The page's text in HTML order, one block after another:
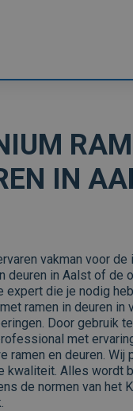
IN
vakman voor de
deuren in Aalst of de
expert die je nodig
ramen in deuren in
Door gebruik
met
ramen en deuren. Wij
kwaliteit. Alles wordt
de normen van het